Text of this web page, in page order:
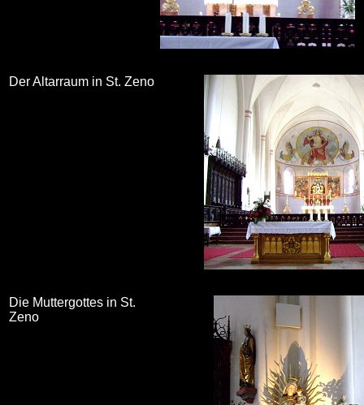
Der Altarraum in St. Zeno
Die Muttergottes in St.
Zeno